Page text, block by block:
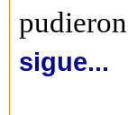
sigue...